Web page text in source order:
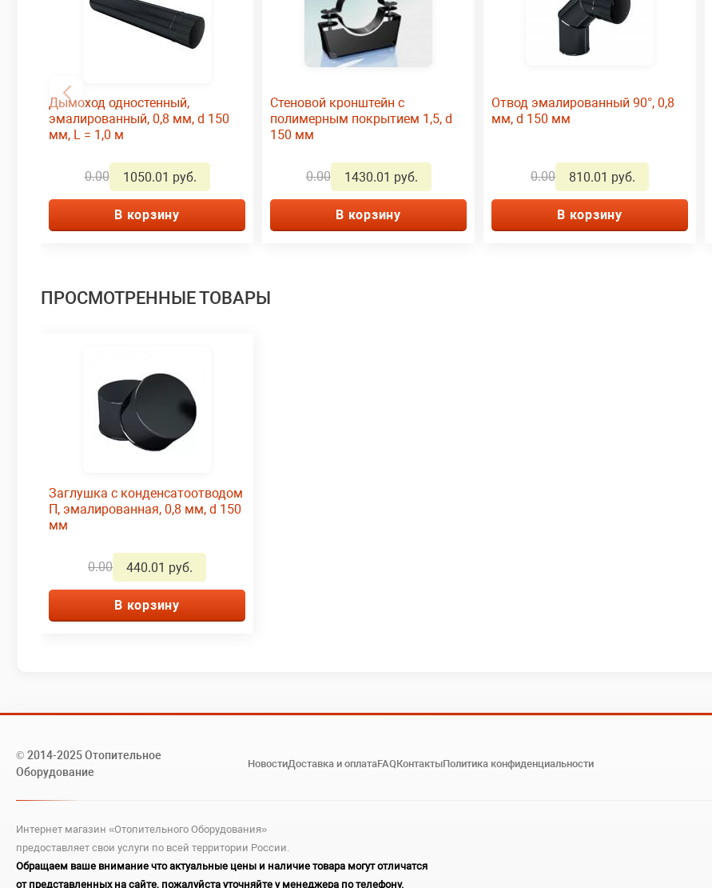
Дымоход одностенный,
эмалированный, 0,8 мм, d 150
мм, L = 1,0 м
0.00 1050.01 руб.
В корзину
Стеновой кронштейн с
полимерным покрытием 1,5, d
150 мм
0.00 1430.01 руб.
В корзину
Отвод эмалированный 90°, 0,8
мм, d 150 мм
0.00 810.01 руб.
В корзину
ПРОСМОТРЕННЫЕ ТОВАРЫ
Заглушка с конденсатоотводом
П, эмалированная, 0,8 мм, d 150
мм
0.00 440.01 руб.
В корзину
© 2014-2025 Отопительное
Оборудование
НовостиДоставка и оплатаFAQКонтактыПолитика конфиденциальности
Интернет магазин «Отопительного Оборудования»
предоставляет свои услуги по всей территории России.
Обращаем ваше внимание что актуальные цены и наличие товара могут отличатся
от представленных на сайте, пожалуйста уточняйте у менеджера по телефону.